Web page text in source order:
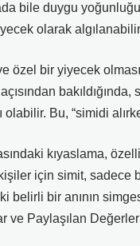
bile duygu
olarak
özel bir yiyecek
Bu, “simidi
kıyaslama,
için simit, sadece
belirli bir anının
ve Paylaşılan Değerler